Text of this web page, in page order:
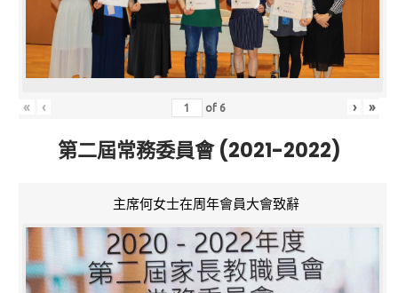
« ‹ of 6 › »
第二屆常務委員會 (2021-2022)
主席何女士在周年會員大會致辭